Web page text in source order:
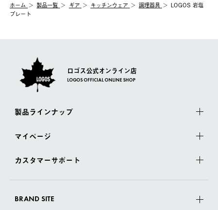
ホーム 製品⼀覧 ギア キッチンウェア 調理器具
LOGOS 岩塩
プレート
ロゴス公式オンライン店
LOGOS OFFICIAL ONLINE SHOP
製品ラインナップ
マイページ
カスタマーサポート
BRAND SITE